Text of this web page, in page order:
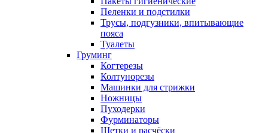
Пеленки и подстилки
Трусы, подгузники, впитывающие
пояса
Туалеты
Груминг
Когтерезы
Колтунорезы
Машинки для стрижки
Ножницы
Пуходерки
Фурминаторы
Щетки и расчёски